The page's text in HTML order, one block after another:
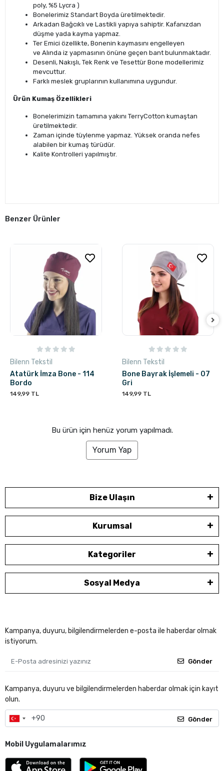
poly, %5 Lycra )
Bonelerimiz Standart Boyda üretilmektedir.
Arkadan Bağcıklı ve Lastikli yapıya sahiptir. Kafanızdan
düşme yada kayma yapmaz.
Ter Emici özellikte, Bonenin kaymasını engelleyen
ve Alında iz yapmasının önüne geçen bant bulunmaktadır.
Desenli, Nakışlı, Tek Renk ve Tesettür Bone modellerimiz
mevcuttur.
Farklı meslek gruplarının kullanımına uygundur.
Ürün Kumaş Özellikleri
Bonelerimizin tamamına yakını TerryCotton kumaştan
üretilmektedir.
Zaman içinde tüylenme yapmaz. Yüksek oranda nefes
alabilen bir kumaş türüdür.
Kalite Kontrolleri yapılmıştır.
Benzer Ürünler
Bilenn Tekstil
Atatürk İmza Bone - 114
Bordo
149,99 TL
Bilenn Tekstil
Bone Bayrak İşlemeli - 07
Gri
149,99 TL
Bu ürün için henüz yorum yapılmadı.
Yorum Yap
Bize Ulaşın
Kurumsal
Kategoriler
Sosyal Medya
Kampanya, duyuru, bilgilendirmelerden e-posta ile haberdar olmak
istiyorum.
Gönder
Kampanya, duyuru ve bilgilendirmelerden haberdar olmak için kayıt
olun.
Gönder
Mobil Uygulamalarımız